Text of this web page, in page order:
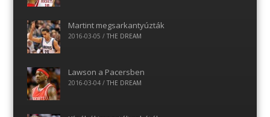
Martint megsarkantyúzták
2016-03-05 / THE DREAM
Lawson a Pacersben
2016-03-04/ THE DREAM